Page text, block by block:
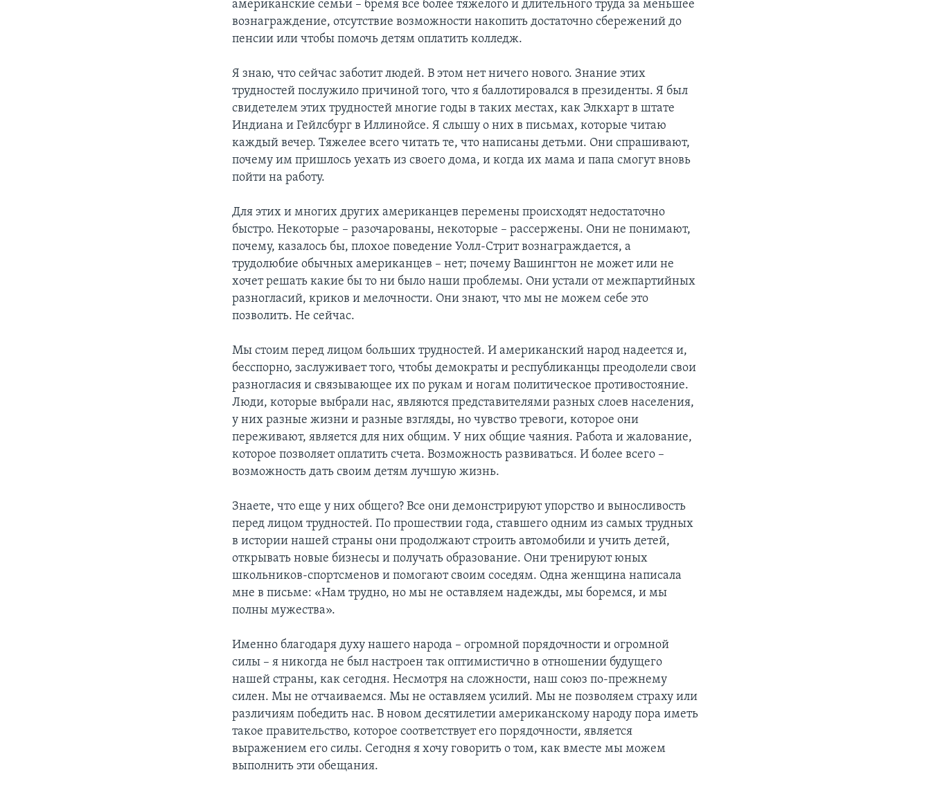
американские семьи – бремя все более тяжелого и длительного труда за меньшее
вознаграждение, отсутствие возможности накопить достаточно сбережений до
пенсии или чтобы помочь детям оплатить колледж.
Я знаю, что сейчас заботит людей. В этом нет ничего нового. Знание этих
трудностей послужило причиной того, что я баллотировался в президенты. Я был
свидетелем этих трудностей многие годы в таких местах, как Элкхарт в штате
Индиана и Гейлсбург в Иллинойсе. Я слышу о них в письмах, которые читаю
каждый вечер. Тяжелее всего читать те, что написаны детьми. Они спрашивают,
почему им пришлось уехать из своего дома, и когда их мама и папа смогут вновь
пойти на работу.
Для этих и многих других американцев перемены происходят недостаточно
быстро. Некоторые – разочарованы, некоторые – рассержены. Они не понимают,
почему, казалось бы, плохое поведение Уолл-Стрит вознаграждается, а
трудолюбие обычных американцев – нет; почему Вашингтон не может или не
хочет решать какие бы то ни было наши проблемы. Они устали от межпартийных
разногласий, криков и мелочности. Они знают, что мы не можем себе это
позволить. Не сейчас.
Мы стоим перед лицом больших трудностей. И американский народ надеется и,
бесспорно, заслуживает того, чтобы демократы и республиканцы преодолели свои
разногласия и связывающее их по рукам и ногам политическое противостояние.
Люди, которые выбрали нас, являются представителями разных слоев населения,
у них разные жизни и разные взгляды, но чувство тревоги, которое они
переживают, является для них общим. У них общие чаяния. Работа и жалование,
которое позволяет оплатить счета. Возможность развиваться. И более всего –
возможность дать своим детям лучшую жизнь.
Знаете, что еще у них общего? Все они демонстрируют упорство и выносливость
перед лицом трудностей. По прошествии года, ставшего одним из самых трудных
в истории нашей страны они продолжают строить автомобили и учить детей,
открывать новые бизнесы и получать образование. Они тренируют юных
школьников-спортсменов и помогают своим соседям. Одна женщина написала
мне в письме: «Нам трудно, но мы не оставляем надежды, мы боремся, и мы
полны мужества».
Именно благодаря духу нашего народа – огромной порядочности и огромной
силы – я никогда не был настроен так оптимистично в отношении будущего
нашей страны, как сегодня. Несмотря на сложности, наш союз по-прежнему
силен. Мы не отчаиваемся. Мы не оставляем усилий. Мы не позволяем страху или
различиям победить нас. В новом десятилетии американскому народу пора иметь
такое правительство, которое соответствует его порядочности, является
выражением его силы. Сегодня я хочу говорить о том, как вместе мы можем
выполнить эти обещания.